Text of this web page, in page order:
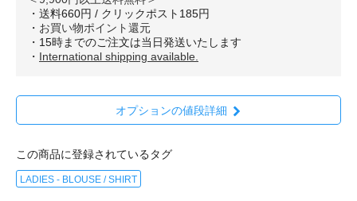
・送料660円 / クリックポスト185円
・ お買い物ポイント還元
・15時までのご注文は当日発送いたします
・ International shipping available.
オプションの値段詳細
この商品に登録されているタグ
LADIES - BLOUSE / SHIRT